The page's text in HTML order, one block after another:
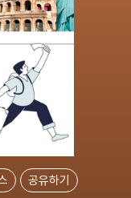
공유하기